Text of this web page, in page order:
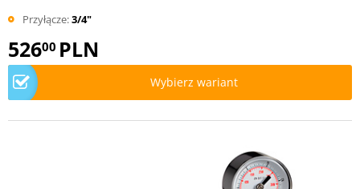
Przyłącze:3/4"
52600 PLN
Wybierz wariant